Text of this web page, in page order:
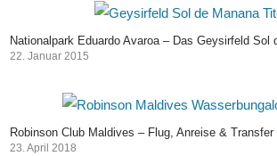
Nationalpark Eduardo Avaroa – Das Geysirfeld Sol
22. Januar 2015
Robinson Club Maldives – Flug, Anreise & Transfer
23. April 2018